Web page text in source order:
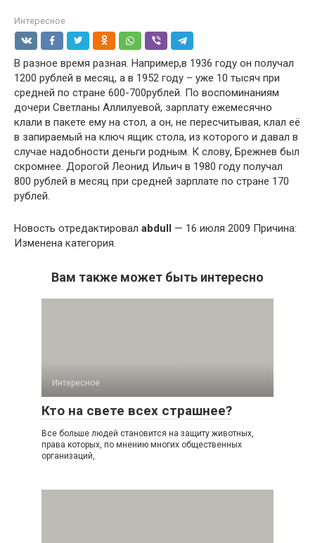
Интересное
В разное время разная. Например,в 1936 году он получал
1200 рублей в месяц, а в 1952 году – уже 10 тысяч при
средней по стране 600-700рублей. По воспоминаниям
дочери Светланы Аллилуевой, зарплату ежемесячно
клали в пакете ему на стол, а он, не пересчитывая, клал её
в запираемый на ключ ящик стола, из которого и давал в
случае надобности деньги родным. К слову, Брежнев был
скромнее. Дорогой Леонид Ильич в 1980 году получал
800 рублей в месяц при средней зарплате по стране 170
рублей.
Новость отредактировал abdull — 16 июля 2009 Причина:
Изменена категория.
Вам также может быть интересно
Интересное
Кто на свете всех страшнее?
Все больше людей становится на защиту животных,
права которых, по мнению многих общественных
организаций,